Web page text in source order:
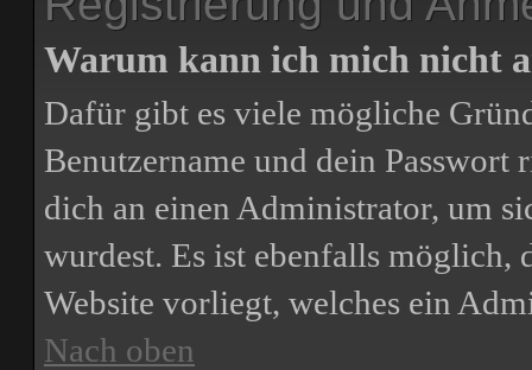
Warum kann ich mich nicht
Dafür gibt es viele mögliche
Benutzername und dein
dich an einen Administrator, um
wurdest. Es ist ebenfalls
Website vorliegt, welches ein
Nach oben